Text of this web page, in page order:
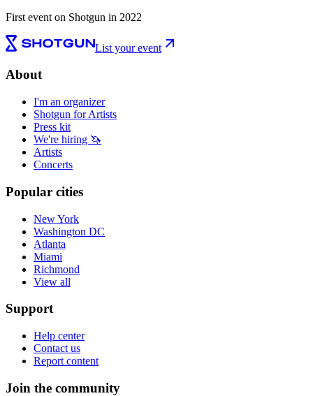
First event on Shotgun in 2022
List your event
About
I'm an organizer
Shotgun for Artists
Press kit
We're hiring 🦄
Artists
Concerts
Popular cities
New York
Washington DC
Atlanta
Miami
Richmond
View all
Support
Help center
Contact us
Report content
Join the community